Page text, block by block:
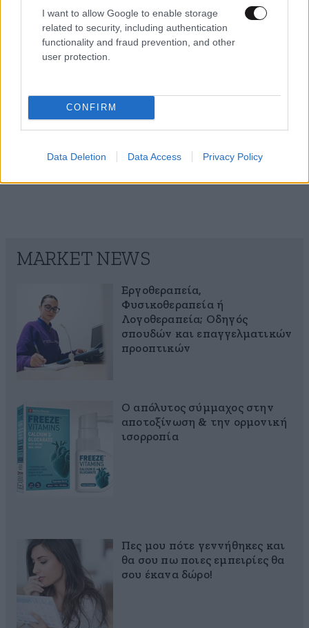
I want to allow Google to enable storage
related to security, including authentication
functionality and fraud prevention, and other
user protection.
CONFIRM
Data Deletion Data Access Privacy Policy
Η Νίνα Φλορ παρουσιάζει το εντυπωσιακό σπίτι
που μένει με τον Φίλιππο Ντε Γκρες στο
Λονδίνο – Δείτε το βίντεο
MARKET NEWS
Εργοθεραπεία,
Φυσικοθεραπεία ή
Λογοθεραπεία; Οδηγός
σπουδών και επαγγελματικών
προοπτικών
Ο απόλυτος σύμμαχος στην
αποτοξίνωση & την ορμονική
ισορροπία
Πες μου πότε γεννήθηκες και
θα σου πω ποιες εμπειρίες θα
σου έκανα δώρο!